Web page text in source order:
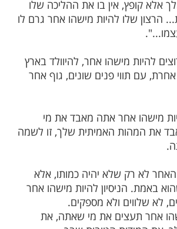
אומר המדרש - 'עורב אחד
רבות. הסתכל העורב על
היונות, עד שהגב שלו
הרגילה ולא הצליח,
אין בו את ההליכה שלו
להיות מישהו אחר גרם לו